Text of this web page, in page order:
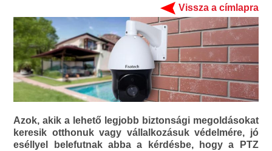
Vissza a címlapra
Azok, akik a lehető legjobb biztonsági megoldásokat
keresik otthonuk vagy vállalkozásuk védelmére, jó
eséllyel belefutnak abba a kérdésbe, hogy a PTZ